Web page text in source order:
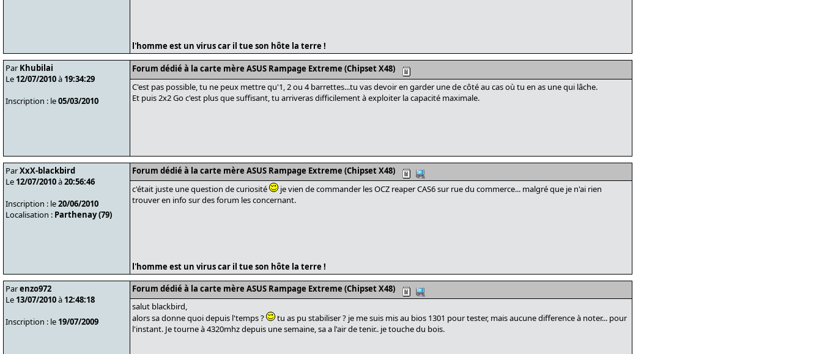
l'homme est un virus car il tue son hôte la terre !
Par Khubilai
Le 12/07/2010à 19:34:29
Inscription : le05/03/2010
Forum dédié à la carte mère ASUS Rampage Extreme (Chipset X48)
C'est pas possible, tu ne peux mettre qu'1, 2 ou 4 barrettes...tu vas devoir en garder une de côté au cas où tu en as une qui lâche.
Et puis 2x2 Go c'est plus que suffisant, tu arriveras difficilement à exploiter la capacité maximale.
ParXxX-blackbird
Le 12/07/2010à20:56:46
Inscription : le20/06/2010
Localisation : Parthenay (79)
Forum dédié à la carte mère ASUS Rampage Extreme (Chipset X48)
c'était juste une question de curiosité
je vien de commander les OCZ reaper CAS6 sur rue du commerce... malgré que je n'ai rien
trouver en info sur des forum les concernant.
l'homme est un virus car il tue son hôte la terre !
Parenzo972
Le 13/07/2010à 12:48:18
Inscription : le 19/07/2009
Forum dédié à la carte mère ASUS Rampage Extreme (Chipset X48)
salut blackbird,
alors sa donne quoi depuis l'temps ?
tu as pu stabiliser ? je me suis mis au bios 1301 pour tester, mais aucune difference à noter... pour
l'instant. Je tourne à 4320mhz depuis une semaine, sa a l'air de tenir.. je touche du bois.